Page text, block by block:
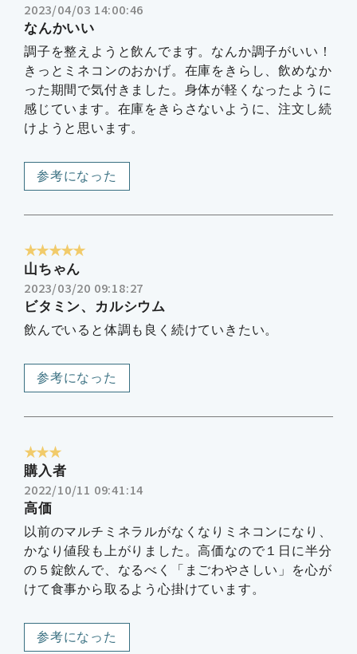
2023/04/03 14:00:46
なんかいい
調子を整えようと飲んでます。なんか調子がいい！
きっとミネコンのおかげ。在庫をきらし、飲めなか
った期間で気付きました。身体が軽くなったように
感じています。在庫をきらさないように、注文し続
けようと思います。
参考になった
★★★★★
山ちゃん
2023/03/20 09:18:27
ビタミン、カルシウム
飲んでいると体調も良く続けていきたい。
参考になった
★★★
購入者
2022/10/11 09:41:14
高価
以前のマルチミネラルがなくなりミネコンになり、
かなり値段も上がりました。高価なので１日に半分
の５錠飲んで、なるべく「まごわやさしい」を心が
けて食事から取るよう心掛けています。
参考になった